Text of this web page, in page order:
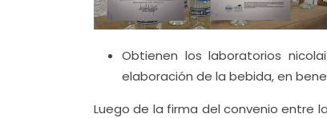
Obtienen los laboratorios
elaboración de la bebida, en
Luego de la firma del convenio entre